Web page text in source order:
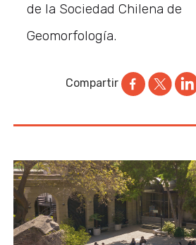
de la Sociedad Chilena de
Geomorfología.
Compartir